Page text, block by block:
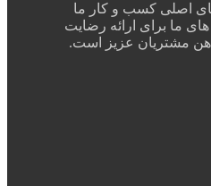
اصلی کسب و کار ما
ما برای ارائه رضایت
مشتریان عزیز است.